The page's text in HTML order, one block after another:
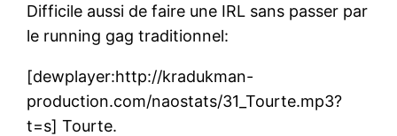
Difficile aussi de faire une IRL sans passer par
le running gag traditionnel:
[dewplayer:http://kradukman-
production.com/naostats/31_Tourte.mp3?
t=s] Tourte.